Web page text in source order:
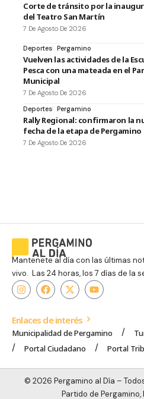
Corte de tránsito por la
del Teatro San Martín
7 De Agosto De 2026
Deportes Pergamino
Vuelven las actividades de la
Pesca con una mateada en el
Municipal
7 De Agosto De 2026
Deportes Pergamino
Rally Regional: confirmaron la
fecha de la etapa de Pergamino
7 De Agosto De 2026
Mantenete al día con las últimas
vivo. Las 24 horas, los 7 días de la
Enlaces de interés
Municipalidad de Pergamino
Portal Ciudadano
Portal
© 2026 Pergamino al Día –
Partido de Pergamino,